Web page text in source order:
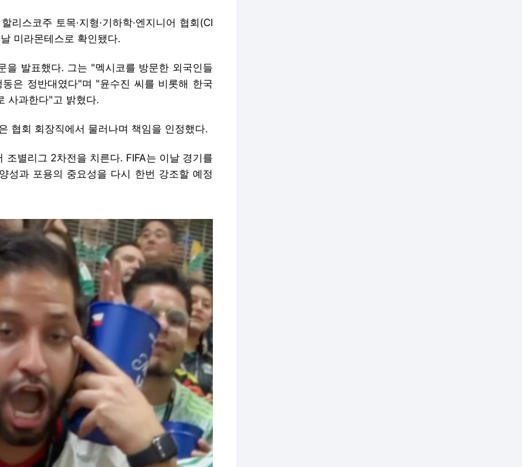
스코주 토목·지형·기하학·엔지니어 협회(CI
미라몬테스로 확인됐다.
을 발표했다. 그는 "멕시코를 방문한 외국인들
은 정반대였다"며 "윤수진 씨를 비롯해 한국
사과한다"고 밝혔다.
협회 회장직에서 물러나며 책임을 인정했다.
별리그 2차전을 치른다. FIFA는 이날 경기를
성과 포용의 중요성을 다시 한번 강조할 예정